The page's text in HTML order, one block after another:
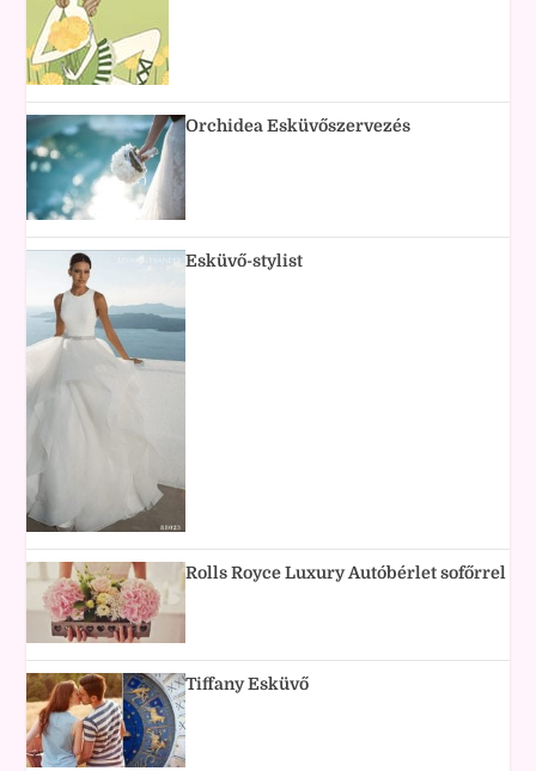
Orchidea Esküvőszervezés
Esküvő-stylist
Rolls Royce Luxury Autóbérlet sofőrrel
Tiffany Esküvő